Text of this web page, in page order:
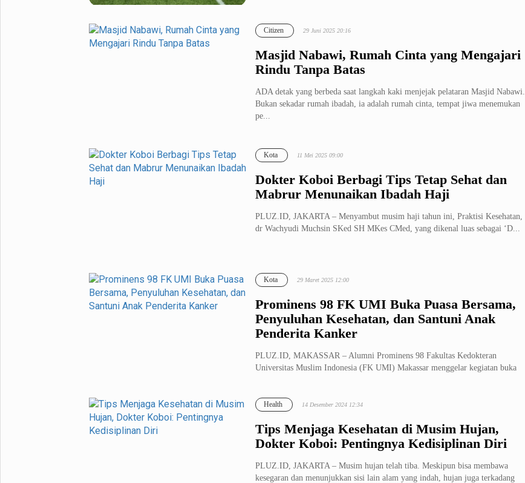
Hukum & Kriminal
Internasional
Pemerintahan
Golf
Masjid Nabawi, Rumah Cinta yang Mengajari
Rindu Tanpa Batas
Citizen 29 Juni 2025 20:16
ADA detak yang berbeda saat langkah kaki menjejak pelataran Masjid Nabawi.
Bukan sekadar rumah ibadah, ia adalah rumah cinta, tempat jiwa menemukan
pe...
Dokter Koboi Berbagi Tips Tetap Sehat dan
Mabrur Menunaikan Ibadah Haji
Kota 11 Mei 2025 09:00
PLUZ.ID, JAKARTA – Menyambut musim haji tahun ini, Praktisi Kesehatan,
dr Wachyudi Muchsin SKed SH MKes CMed, yang dikenal luas sebagai ‘D...
Prominens 98 FK UMI Buka Puasa Bersama,
Penyuluhan Kesehatan, dan Santuni Anak
Penderita Kanker
Kota 29 Maret 2025 12:00
PLUZ.ID, MAKASSAR – Alumni Prominens 98 Fakultas Kedokteran
Universitas Muslim Indonesia (FK UMI) Makassar menggelar kegiatan buka
Tips Menjaga Kesehatan di Musim Hujan,
Dokter Koboi: Pentingnya Kedisiplinan Diri
Health 14 Desember 2024 12:34
PLUZ.ID, JAKARTA – Musim hujan telah tiba. Meskipun bisa membawa
kesegaran dan menunjukkan sisi lain alam yang indah, hujan juga terkadang